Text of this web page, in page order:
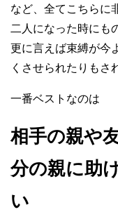
など、全てこちらに
二人になった時にも
更に言えば束縛が今
くさせられたりもさ
一番ベストなのは
相手の親や
分の親に助
い